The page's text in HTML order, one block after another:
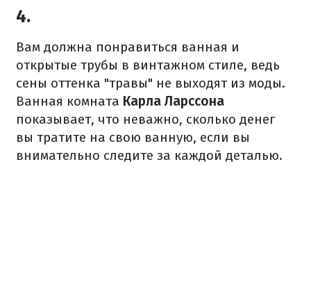
4.
Вам должна понравиться ванная и
открытые трубы в винтажном стиле, ведь
сены оттенка "травы" не выходят из моды.
Ванная комната Карла Ларссона
показывает, что неважно, сколько денег
вы тратите на свою ванную, если вы
внимательно следите за каждой деталью.